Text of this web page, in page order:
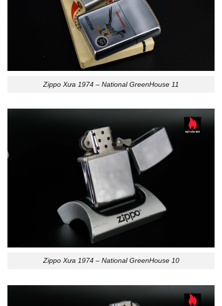
Zippo Xưa 1974 – National GreenHouse 11
Zippo Xưa 1974 – National GreenHouse 10